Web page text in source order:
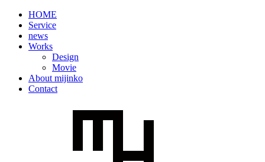
HOME
Service
news
Works
Design
Movie
About mijinko
Contact